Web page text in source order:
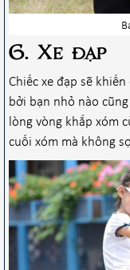
6. Xe đạp
Chiếc xe đạp sẽ
bởi bạn nhỏ nào
lòng vòng khắp xóm
cuối xóm mà không